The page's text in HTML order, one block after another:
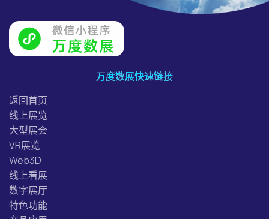
万度数展快速链接
返回首页
线上展览
大型展会
VR展览
Web3D
线上看展
数字展厅
特色功能